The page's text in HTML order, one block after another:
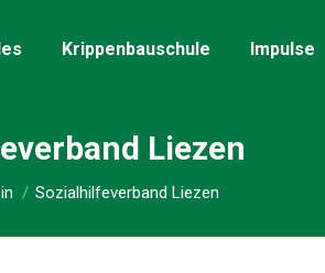
Krippenbauschule Impulse
Liezen
sich hier:
Sozialhilfeverband Liezen